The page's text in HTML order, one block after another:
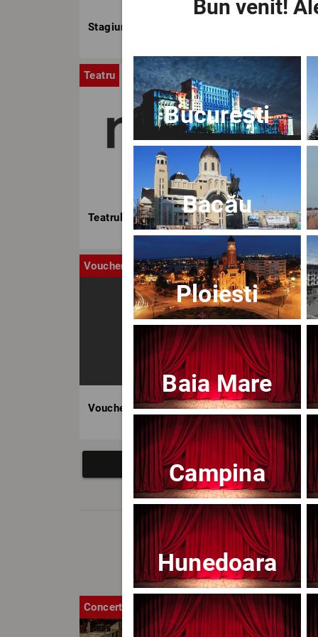
Stagiunea TNB
Teatru
Teatrul Nottara
Voucher
Voucher BILET.ro
Concert
Bun venit!
București
Bacău
Ploiesti
Baia Mare
Campina
Hunedoara